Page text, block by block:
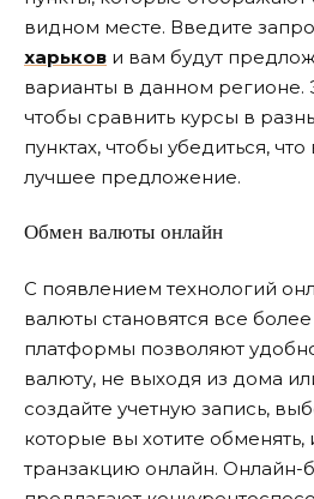
видном месте. Введите
харьков и вам будут
варианты в данном регионе.
чтобы сравнить курсы в
пунктах, чтобы убедиться,
лучшее предложение.
Обмен валюты онлайн
С появлением технологий
валюты становятся все
платформы позволяют
валюту, не выходя из дома
создайте учетную запись,
которые вы хотите обменять,
транзакцию онлайн. Онлайн-